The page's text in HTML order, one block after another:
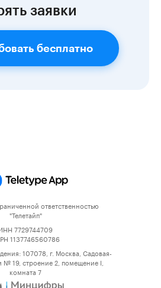
заявки
бесплатно
ответственностью
"Телетайп"
7729744709
1137746560786
107078, г. Москва, Садовая-
№ 19, строение 2, помещение I,
комната 7